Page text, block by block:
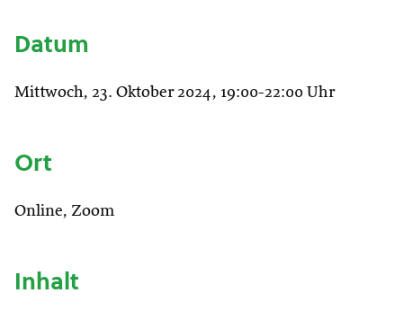
Datum
Mittwoch, 23. Oktober 2024, 19:00-22:00 Uhr
Ort
Online, Zoom
Inhalt